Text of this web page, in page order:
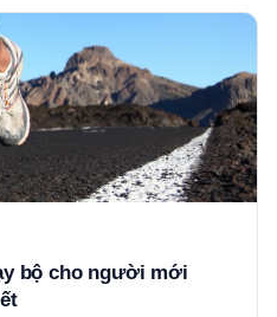
bộ cho người mới